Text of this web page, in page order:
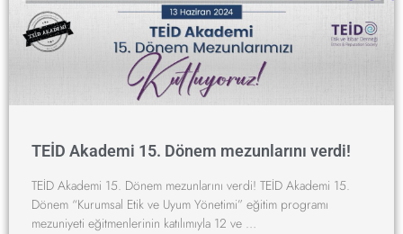
TEİD Akademi 15. Dönem mezunlarını verdi!
TEİD Akademi 15. Dönem mezunlarını verdi! TEİD Akademi 15.
Dönem “Kurumsal Etik ve Uyum Yönetimi” eğitim programı
mezuniyeti eğitmenlerinin katılımıyla 12 ve …